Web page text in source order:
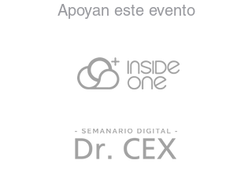
Apoyan este evento